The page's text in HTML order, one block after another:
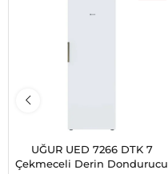
UĞUR UED 7266 DTK 7
Çekmeceli Derin Dondurucu